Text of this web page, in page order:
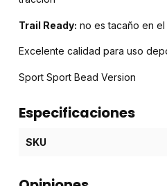
Trail Ready: no es tacaño en
Excelente calidad para uso
Sport Sport Bead Version
Especificaciones
SKU